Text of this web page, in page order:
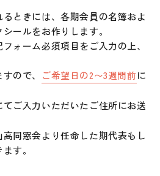
ときには、各期会員の名簿およ
ールをお作りします。
ォーム必須項目をご入力の上、
ので、 ご希望日の2〜3週間前に
てご入力いただいたご住所にお送
同窓会より任命した期代表もし
す。